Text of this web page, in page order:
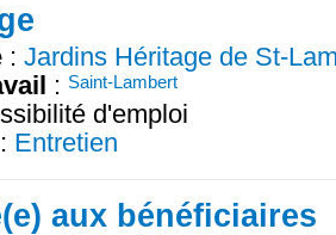
: Jardins Héritage de St-
: Saint-Lambert
d'emploi
: Entretien
aux bénéficiaires